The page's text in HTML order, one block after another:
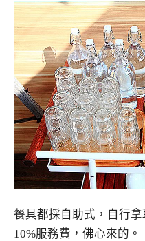
餐具都採自助式，自行
10%服務費，佛心來的。